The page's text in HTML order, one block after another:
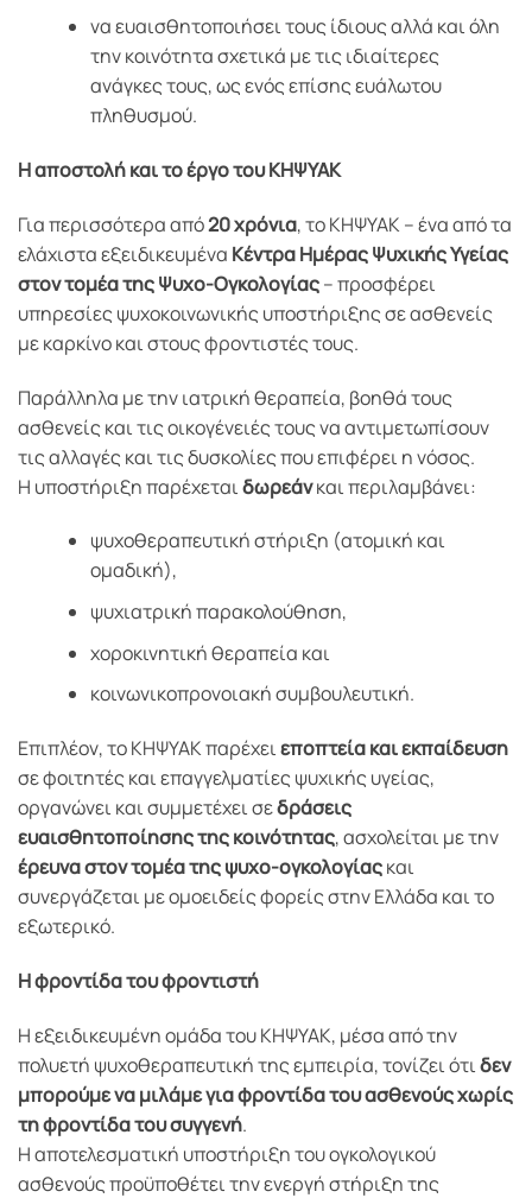
να ευαισθητοποιήσει τους ίδιους αλλά και όλη
την κοινότητα σχετικά με τις ιδιαίτερες
ανάγκες τους, ως ενός επίσης ευάλωτου
πληθυσμού.
Η αποστολή και το έργο του ΚΗΨΥΑΚ
Για περισσότερα από20 χρόνια, το ΚΗΨΥΑΚ – ένα από τα
ελάχιστα εξειδικευμένα Κέντρα Ημέρας Ψυχικής Υγείας
στον τομέα της Ψυχο-Ογκολογίας– προσφέρει
υπηρεσίες ψυχοκοινωνικής υποστήριξης σε ασθενείς
με καρκίνο και στους φροντιστές τους.
Παράλληλα με την ιατρική θεραπεία, βοηθά τους
ασθενείς και τις οικογένειές τους να αντιμετωπίσουν
τις αλλαγές και τις δυσκολίες που επιφέρει η νόσος.
Η υποστήριξη παρέχεταιδωρεάνκαι περιλαμβάνει:
ψυχοθεραπευτική στήριξη (ατομική και
ομαδική),
ψυχιατρική παρακολούθηση,
χοροκινητική θεραπεία και
κοινωνικοπρονοιακή συμβουλευτική.
Επιπλέον, το ΚΗΨΥΑΚ παρέχειεποπτεία και εκπαίδευση
σε φοιτητές και επαγγελματίες ψυχικής υγείας,
οργανώνει και συμμετέχει σεδράσεις
ευαισθητοποίησης της κοινότητας, ασχολείται με την
έρευνα στον τομέα της ψυχο-ογκολογίαςκαι
συνεργάζεται με ομοειδείς φορείς στην Ελλάδα και το
εξωτερικό.
Η φροντίδα του φροντιστή
Η εξειδικευμένη ομάδα του ΚΗΨΥΑΚ, μέσα από την
πολυετή ψυχοθεραπευτική της εμπειρία, τονίζει ότιδεν
μπορούμε να μιλάμε για φροντίδα του ασθενούς χωρίς
τη φροντίδα του συγγενή.
Η αποτελεσματική υποστήριξη του ογκολογικού
ασθενούς προϋποθέτει την ενεργή στήριξη της